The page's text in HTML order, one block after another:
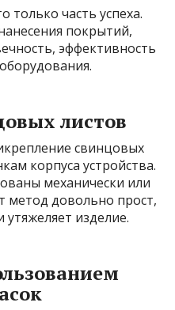
только часть успеха.
покрытий,
эффективность
листов
свинцовых
корпуса устройства.
механически или
метод довольно прост,
изделие.